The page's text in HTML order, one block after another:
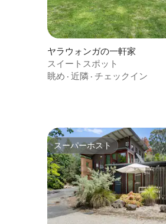
ヤラウォンガの一軒家
スイートスポット
眺め · 近隣 · チェックイン
スーパーホスト
スーパーホスト